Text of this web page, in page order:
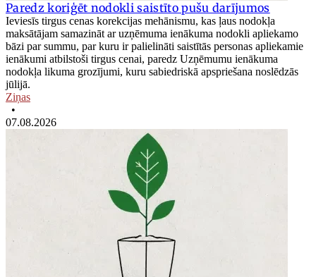
Paredz koriģēt nodokli saistīto pušu darījumos
Ieviesīs tirgus cenas korekcijas mehānismu, kas ļaus nodokļa
maksātājam samazināt ar uzņēmuma ienākuma nodokli apliekamo
bāzi par summu, par kuru ir palielināti saistītās personas apliekamie
ienākumi atbilstoši tirgus cenai, paredz Uzņēmumu ienākuma
nodokļa likuma grozījumi, kuru sabiedriskā apspriešana noslēdzās
jūlijā.
Ziņas
•
07.08.2026